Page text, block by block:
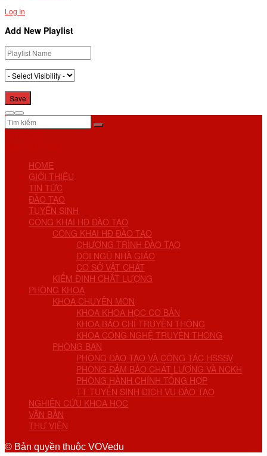
Log In
Add New Playlist
HOME
GIỚI THIỆU
TIN TỨC
ĐÀO TẠO
TUYỂN SINH
CÔNG KHAI HĐ ĐÀO TẠO
CÔNG KHAI HĐ ĐÀO TẠO
CHƯƠNG TRÌNH ĐÀO TẠO
ĐỘI NGŨ NHÀ GIÁO
CƠ SỞ VẬT CHẤT
KIỂM ĐỊNH CHẤT LƯỢNG
PHÒNG KHOA
KHOA CHUYÊN MÔN
KHOA KHOA HỌC CƠ BẢN
KHOA BÁO CHÍ TRUYỀN THÔNG
KHOA CÔNG NGHỆ TRUYỀN THÔNG
PHÒNG BAN
PHÒNG ĐÀO TẠO VÀ CÔNG TÁC HSSSV
PHÒNG ĐẢM BẢO CHẤT LƯỢNG VÀ NCKH
PHÒNG HÀNH CHÍNH TỔNG HỢP
TT TUYỂN SINH DỊCH VỤ ĐÀO TẠO
NGHIÊN CỨU KHOA HỌC
VĂN BẢN
THƯ VIỆN
© Bản quyền thuộc VOVedu